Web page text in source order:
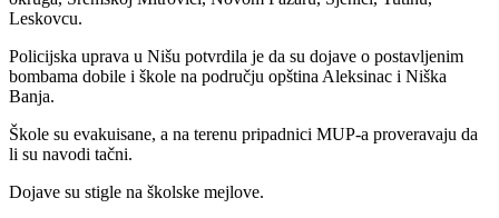
Leskovcu.
Policijska uprava u Nišu potvrdila je da su dojave o postavljenim
bombama dobile i škole na području opština Aleksinac i Niška
Banja.
Škole su evakuisane, a na terenu pripadnici MUP-a proveravaju da
li su navodi tačni.
Dojave su stigle na školske mejlove.